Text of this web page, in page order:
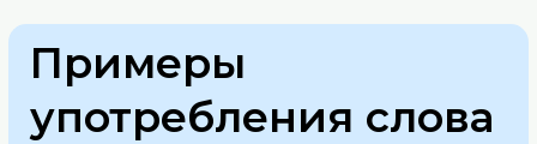
Примеры
употребления слова